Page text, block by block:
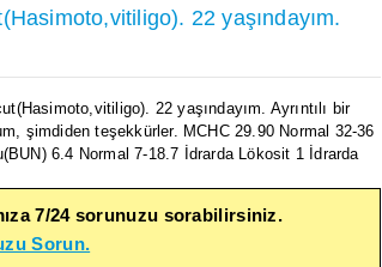
22 yaşındayım.
22 yaşındayım. Ayrıntılı bir
şimdiden teşekkürler. MCHC 29.90 Normal 32-36
6.4 Normal 7-18.7 İdrarda Lökosit 1 İdrarda
7/24 sorunuzu sorabilirsiniz.
Sorun.